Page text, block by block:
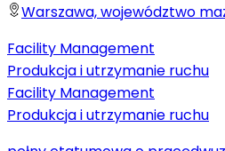
Warszawa, województwo
Facility Management
Produkcja i utrzymanie ruchu
Facility Management
Produkcja i utrzymanie ruchu